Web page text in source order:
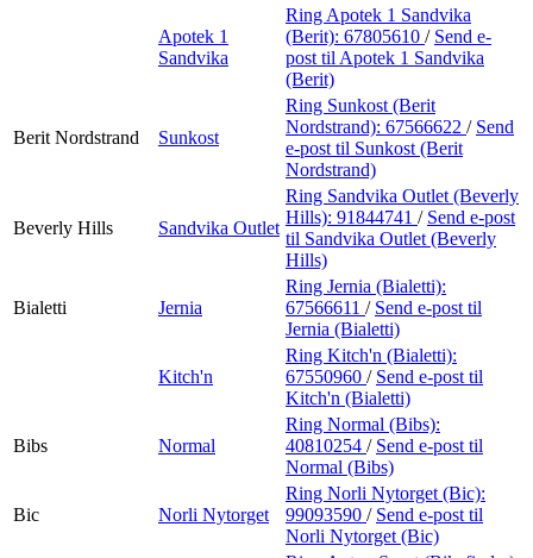
Apotek 1
Sandvika
Ring Apotek 1 Sandvika
(Berit): 67805610 / Send e-
post til Apotek 1 Sandvika
(Berit)
Berit Nordstrand Sunkost
Ring Sunkost (Berit
Nordstrand): 67566622 / Send
e-post til Sunkost (Berit
Nordstrand)
Beverly Hills Sandvika Outlet
Ring Sandvika Outlet (Beverly
Hills): 91844741 / Send e-post
til Sandvika Outlet (Beverly
Hills)
Bialetti Jernia
Ring Jernia (Bialetti):
67566611 / Send e-post til
Jernia (Bialetti)
Kitch'n
Ring Kitch'n (Bialetti):
67550960 / Send e-post til
Kitch'n (Bialetti)
Bibs Normal
Ring Normal (Bibs):
40810254 / Send e-post til
Normal (Bibs)
Bic Norli Nytorget
Ring Norli Nytorget (Bic):
99093590 / Send e-post til
Norli Nytorget (Bic)